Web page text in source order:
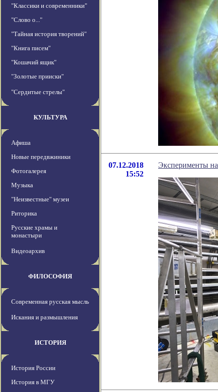
"Классики и современники"
"Слово о..."
"Тайная история творений"
"Книга писем"
"Кошачий ящик"
"Золотые прииски"
"Сердитые стрелы"
КУЛЬТУРА
Афиша
Новые передвжиники
Фотогалерея
Музыка
"Неизвестные" музеи
Риторика
Русские храмы и
монастыри
Видеоархив
ФИЛОСОФИЯ
Современная русская мысль
Искания и размышления
ИСТОРИЯ
История России
История в МГУ
07.12.2018
15:52
Эксперименты